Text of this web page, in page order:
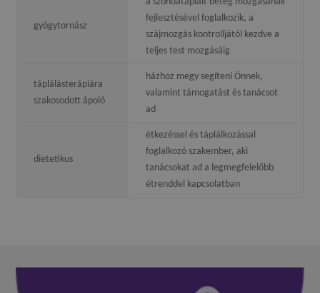
gyógytornász
fejlesztésével foglalkozik, a
szájmozgás kontrolljától kezdve a
teljes test mozgásáig
táplálásterápiára
szakosodott ápoló
házhoz megy segíteni Önnek,
valamint támogatást és tanácsot
ad
dietetikus
étkezéssel és táplálkozással
foglalkozó szakember, aki
tanácsokat ad a legmegfelelőbb
étrenddel kapcsolatban